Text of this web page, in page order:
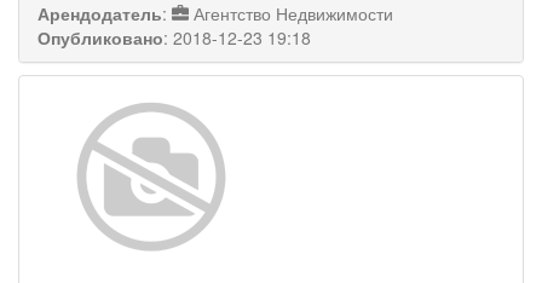
Арендодатель:
Агентство Недвижимости
Опубликовано: 2018-12-23 19:18